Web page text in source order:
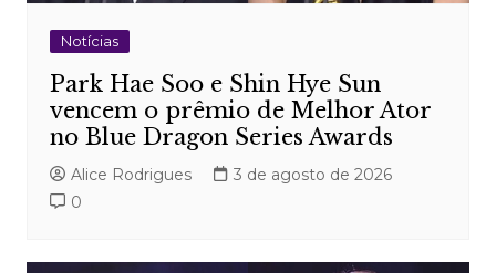
Notícias
Park Hae Soo e Shin Hye Sun
vencem o prêmio de Melhor Ator
no Blue Dragon Series Awards
Alice Rodrigues
3 de agosto de 2026
0